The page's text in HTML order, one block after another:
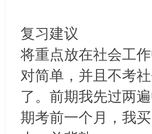
复习建议
将重点放在社会工
对简单，并且不考
了。前期我先过两
期考前一个月，我